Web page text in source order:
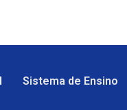
Sistema de Ensino